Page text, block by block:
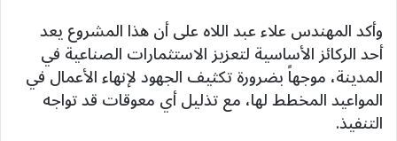
وأكد المهندس علاء عبد اللاه على أن هذا المشروع يعد
أحد الركائز الأساسية لتعزيز الاستثمارات الصناعية في
المدينة، موجهاً بضرورة تكثيف الجهود لإنهاء الأعمال في
المواعيد المخطط لها، مع تذليل أي معوقات قد تواجه
التنفيذ.